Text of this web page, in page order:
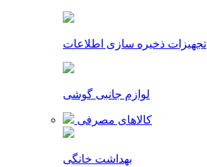
تجهیزات ذخیره سازی اطلاعات
لوازم جانبی گوشی
کالاهای مصرفی
بهداشت خانگی